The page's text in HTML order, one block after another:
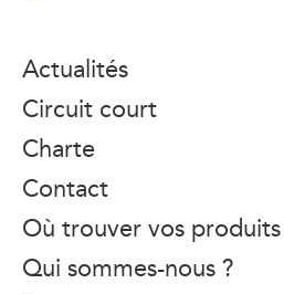
Actualités
Circuit court
Charte
Contact
Où trouver vos
Qui sommes-nous ?